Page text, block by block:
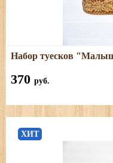
Размеры: длина - 12
Набор туесков
370 руб.
ХИТ